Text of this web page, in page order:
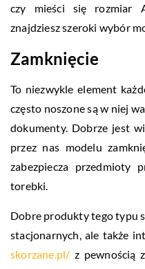
czy mieści się rozmiar
znajdziesz szeroki wybór
Zamknięcie
To niezwykle element
często noszone są w niej
dokumenty. Dobrze jest
przez nas modelu
zabezpiecza przedmioty
torebki.
Dobre produkty tego typu
stacjonarnych, ale także
skorzane.pl/ z pewnością